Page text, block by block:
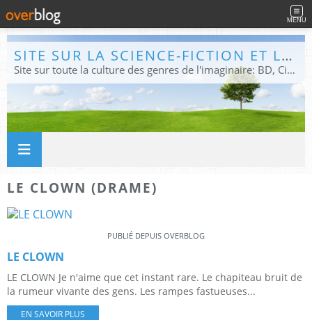
MENU
SITE SUR LA SCIENCE-FICTION ET LE FANTASTIQUE
Site sur toute la culture des genres de l'imaginaire: BD, Cinéma, Livre, Jeux, Théâtre. Présent dans les principaux festivals de film fantastique e de science-fiction, salons et conventions.
LE CLOWN (DRAME)
PUBLIÉ DEPUIS OVERBLOG
LE CLOWN
LE CLOWN Je n'aime que cet instant rare. Le chapiteau bruit de
la rumeur vivante des gens. Les rampes fastueuses...
EN SAVOIR PLUS